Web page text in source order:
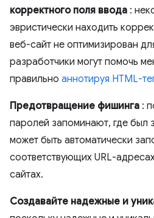
корректного поля ввода :
эвристически находить
веб-сайт не оптимизирован
разработчики могут помочь
правильно аннотируя HTML-
Предотвращение фишинга :
паролей запоминают, где был
может быть автоматически
соответствующих URL-
сайтах.
Создавайте надежные и